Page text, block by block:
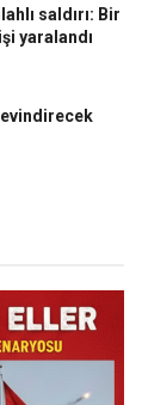
saldırı: Bir
yaralandı